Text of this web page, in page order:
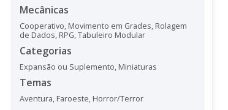
Mecânicas
Cooperativo, Movimento em Grades, Rolagem
de Dados, RPG,Tabuleiro Modular
Categorias
Expansão ou Suplemento, Miniaturas
Temas
Aventura, Faroeste, Horror/Terror